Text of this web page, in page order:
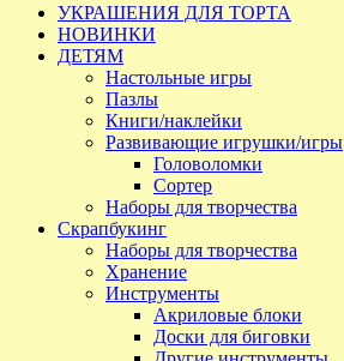
УКРАШЕНИЯ ДЛЯ ТОРТА
НОВИНКИ
ДЕТЯМ
Настольные игры
Пазлы
Книги/наклейки
Развивающие игрушки/игры
Головоломки
Сортер
Наборы для творчества
Скрапбукинг
Наборы для творчества
Хранение
Инструменты
Акриловые блоки
Доски для биговки